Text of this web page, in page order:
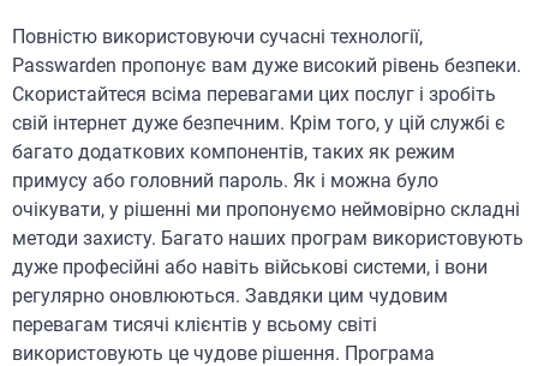
Повністю використовуючи сучасні технології,
Passwarden пропонує вам дуже високий рівень безпеки.
Скористайтеся всіма перевагами цих послуг і зробіть
свій інтернет дуже безпечним. Крім того, у цій службі є
багато додаткових компонентів, таких як режим
примусу або головний пароль. Як і можна було
очікувати, у рішенні ми пропонуємо неймовірно складні
методи захисту. Багато наших програм використовують
дуже професійні або навіть військові системи, і вони
регулярно оновлюються. Завдяки цим чудовим
перевагам тисячі клієнтів у всьому світі
використовують це чудове рішення. Програма